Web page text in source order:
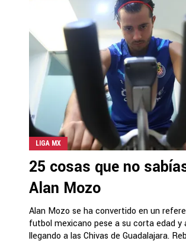
LIGA MX
25 cosas que no
Alan Mozo
Alan Mozo se ha convertido en un
futbol mexicano pese a su corta edad y
llegando a las Chivas de Guadalajara.